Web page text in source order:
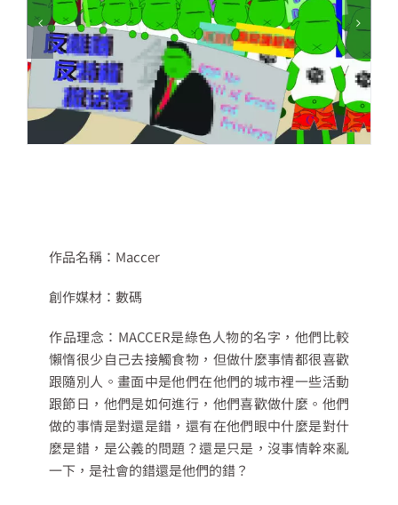
作品名稱：Maccer
創作媒材：數碼
作品理念：MACCER是綠色人物的名字，他們比較
懶惰很少自己去接觸食物，但做什麼事情都很喜歡
跟隨別人。畫面中是他們在他們的城市裡一些活動
跟節日，他們是如何進行，他們喜歡做什麼。他們
做的事情是對還是錯，還有在他們眼中什麼是對什
麼是錯，是公義的問題？還是只是，沒事情幹來亂
一下，是社會的錯還是他們的錯？